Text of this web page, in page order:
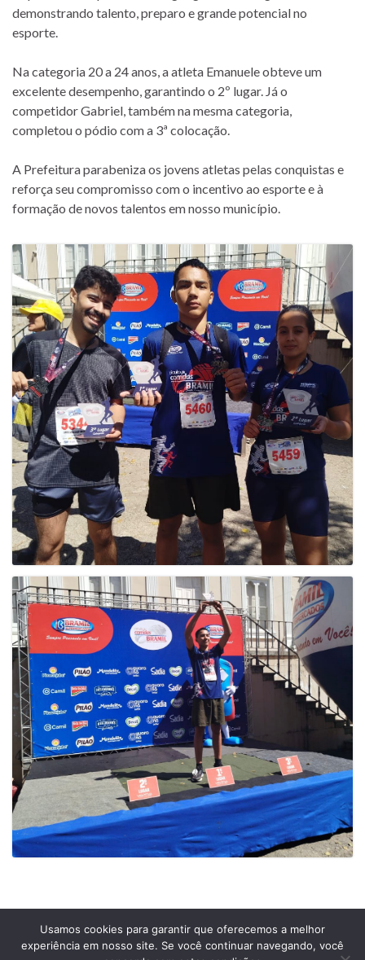
demonstrando talento, preparo e grande potencial no
esporte.
Na categoria 20 a 24 anos, a atleta Emanuele obteve um
excelente desempenho, garantindo o 2º lugar. Já o
competidor Gabriel, também na mesma categoria,
completou o pódio com a 3ª colocação.
A Prefeitura parabeniza os jovens atletas pelas conquistas e
reforça seu compromisso com o incentivo ao esporte e à
formação de novos talentos em nosso município.
Prefeitura Municipal de Comendador Levy Gasparian
Usamos cookies para garantir que oferecemos a melhor
experiência em nosso site. Se você continuar navegando, você